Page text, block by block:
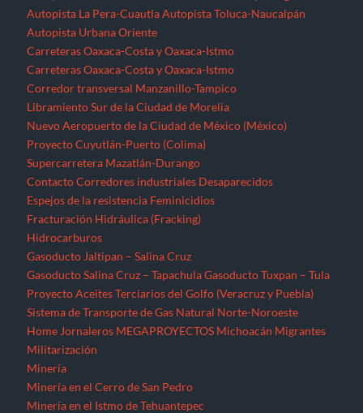
Autopista La Pera-Cuautla Autopista Toluca-Naucalpán
Autopista Urbana Oriente
Carreteras Oaxaca-Costa y Oaxaca-Istmo
Carreteras Oaxaca-Costa y Oaxaca-Istmo
Corredor transversal Manzanillo-Tampico
Libramiento Sur de la Ciudad de Morelia
Nuevo Aeropuerto de la Ciudad de México (México)
Proyecto Cuyutlán-Puerto (Colima)
Supercarretera Mazatlán-Durango
Contacto Corredores industriales Desaparecidos
Espejos de la resistencia Feminicidios
Fracturación Hidráulica (Fracking)
Hidrocarburos
Gasoducto Jaltipan – Salina Cruz
Gasoducto Salina Cruz – Tapachula Gasoducto Tuxpan – Tula
Proyecto Aceites Terciarios del Golfo (Veracruz y Puebla)
Sistema de Transporte de Gas Natural Norte-Noroeste
Home Jornaleros MEGAPROYECTOS Michoacán Migrantes
Militarización
Minería
Minería en el Cerro de San Pedro
Minería en el Istmo de Tehuantepec